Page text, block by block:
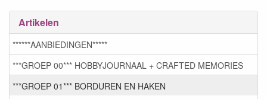
Artikelen
******AANBIEDINGEN*****
***GROEP 00*** HOBBYJOURNAAL + CRAFTED MEMORIES
***GROEP 01*** BORDUREN EN HAKEN